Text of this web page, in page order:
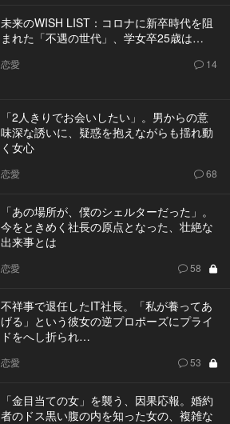
未来のWISH LIST：コロナに新卒時代を阻
まれた「不遇の世代」、学女卒25歳は…
恋愛 14
「2人きりでお会いしたい」。男からの意
味深な誘いに、疑惑を抱えながらも揺れ動
く女心
恋愛 68
「あの場所が、僕のシェルターだった」。
今をときめく社長の原点となった、壮絶な
出来事とは
恋愛 58
不祥事で退任したIT社長。「私が養ってあ
げる」という彼女の逆プロポーズにプライ
ドをへし折られ…
恋愛 53
「金目当ての女」を襲う、因果応報。婚約
者のドス黒い腹の内を知った女の、複雑な